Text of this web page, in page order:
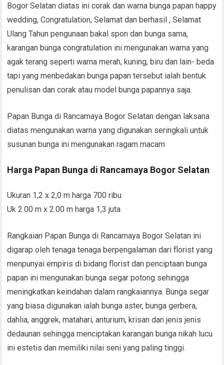
Bogor Selatan diatas ini corak dan warna bunga papan happy
wedding, Congratulation, Selamat dan berhasil , Selamat
Ulang Tahun pengunaan bakal spon dan bunga sama,
karangan bunga congratulation ini mengunakan warna yang
agak terang seperti warna merah, kuning, biru dan lain- beda
tapi yang menbedakan bunga papan tersebut ialah bentuk
penulisan dan corak atau model bunga papannya saja.
Papan Bunga di Rancamaya Bogor Selatan dengan laksana
diatas mengunakan warna yang digunakan seringkali untuk
susunan bunga ini mengunakan ragam macam
Harga Papan Bunga di Rancamaya Bogor Selatan
Ukuran 1,2 x 2,0 m harga 700 ribu
Uk 2.00 m x 2.00 m harga 1,3 juta
Rangkaian Papan Bunga di Rancamaya Bogor Selatan ini
digarap oleh tenaga tenaga berpengalaman dari florist yang
menpunyai empiris di bidang florist dan penciptaan bunga
papan ini mengunakan bunga segar potong sehingga
meningkatkan keindahan dalam rangkaiannya. Bunga segar
yang biasa digunakan ialah bunga aster, bunga gerbera,
dahlia, anggrek, matahari, anturium, krisan dan jenis jenis
dedaunan sehingga menciptakan karangan bunga nikah lucu
ini estetis dan memiliki nilai seni yang paling tinggi.